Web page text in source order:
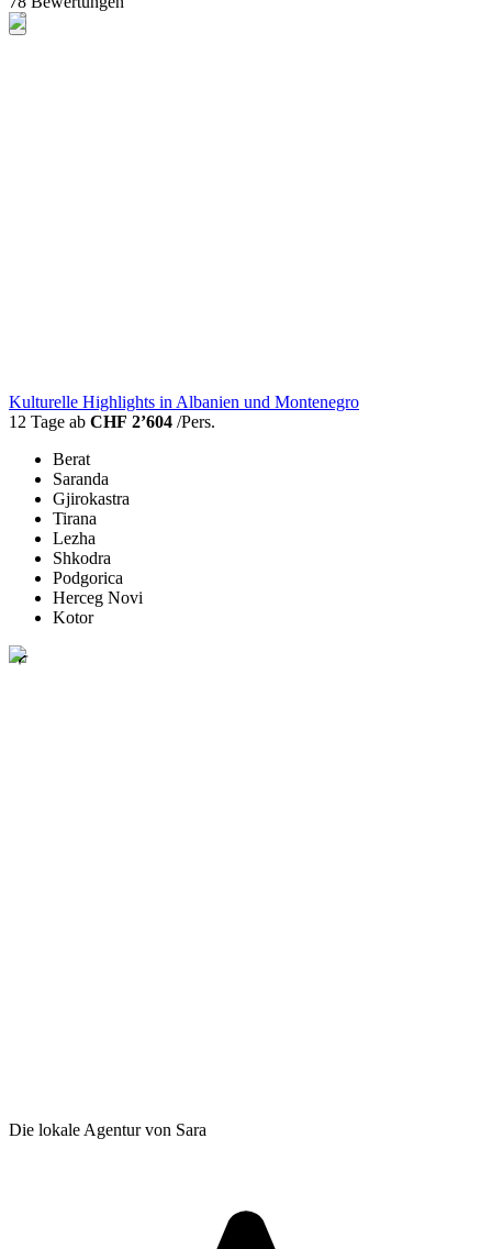
Kulturelle Highlights in Albanien und Montenegro
12 Tage ab CHF 2’604 /Pers.
Berat
Saranda
Gjirokastra
Tirana
Lezha
Shkodra
Podgorica
Herceg Novi
Kotor
Die lokale Agentur von Sara